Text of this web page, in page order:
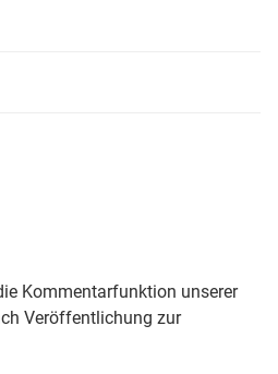
Kommentarfunktion unserer
Veröffentlichung zur